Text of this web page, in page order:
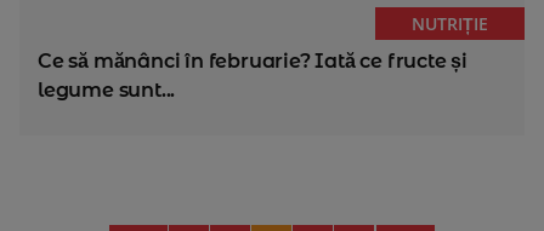
NUTRIȚIE
Ce să mănânci în februarie? Iată ce fructe și
legume sunt...